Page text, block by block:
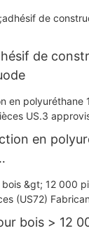
de
en
US.3
bois > 12